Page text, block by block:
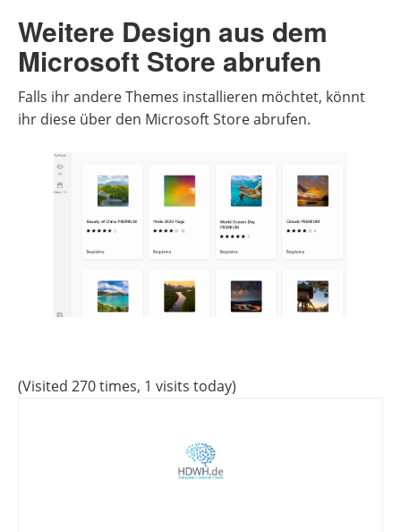
Weitere Design aus dem
Microsoft Store abrufen
Falls ihr andere Themes installieren möchtet, könnt
ihr diese über den Microsoft Store abrufen.
(Visited 270 times, 1 visits today)